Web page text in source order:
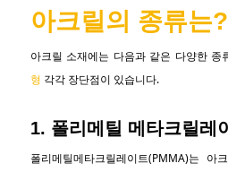
아크릴의 종류는?
아크릴 소재에는 다음과 같은 다양한 종
형 각각 장단점이 있습니다.
1. 폴리메틸 메타크릴레
폴리메틸메타크릴레이트(PMMA)는 아